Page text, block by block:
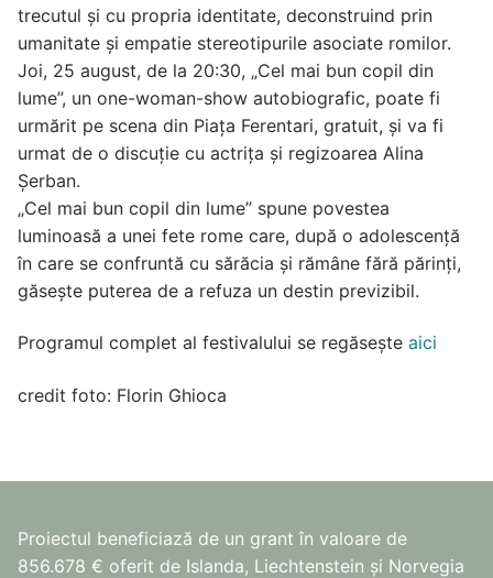
trecutul şi cu propria identitate, deconstruind prin
umanitate și empatie stereotipurile asociate romilor.
Joi, 25 august, de la 20:30, „Cel mai bun copil din
lume”, un one-woman-show autobiografic, poate fi
urmărit pe scena din Piața Ferentari, gratuit, și va fi
urmat de o discuție cu actrița și regizoarea Alina
Șerban.
„Cel mai bun copil din lume” spune povestea
luminoasă a unei fete rome care, după o adolescenţă
în care se confruntă cu sărăcia și rămâne fără părinţi,
găsește puterea de a refuza un destin previzibil.
Programul complet al festivalului se regăsește aici
credit foto: Florin Ghioca
Proiectul beneficiază de un grant în valoare de
856.678 € oferit de Islanda, Liechtenstein și Norvegia